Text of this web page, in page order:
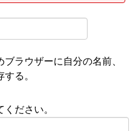
ラウザーに自分の名前、
る。
ださい。